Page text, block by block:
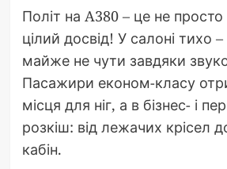
Політ на A380 – це не
цілий досвід! У салоні тихо
майже не чути завдяки
Пасажири економ-класу
місця для ніг, а в бізнес- і
розкіш: від лежачих крісел
кабін.